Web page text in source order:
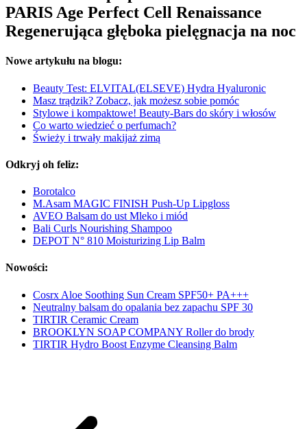
PARIS Age Perfect Cell Renaissance
Regenerująca głęboka pielęgnacja na noc
Nowe artykułu na blogu:
Beauty Test: ELVITAL(ELSEVE) Hydra Hyaluronic
Masz trądzik? Zobacz, jak możesz sobie pomóc
Stylowe i kompaktowe! Beauty-Bars do skóry i włosów
Co warto wiedzieć o perfumach?
Świeży i trwały makijaż zimą
Odkryj oh feliz:
Borotalco
M.Asam MAGIC FINISH Push-Up Lipgloss
AVEO Balsam do ust Mleko i miód
Bali Curls Nourishing Shampoo
DEPOT N° 810 Moisturizing Lip Balm
Nowości:
Cosrx Aloe Soothing Sun Cream SPF50+ PA+++
Neutralny balsam do opalania bez zapachu SPF 30
TIRTIR Ceramic Cream
BROOKLYN SOAP COMPANY Roller do brody
TIRTIR Hydro Boost Enzyme Cleansing Balm